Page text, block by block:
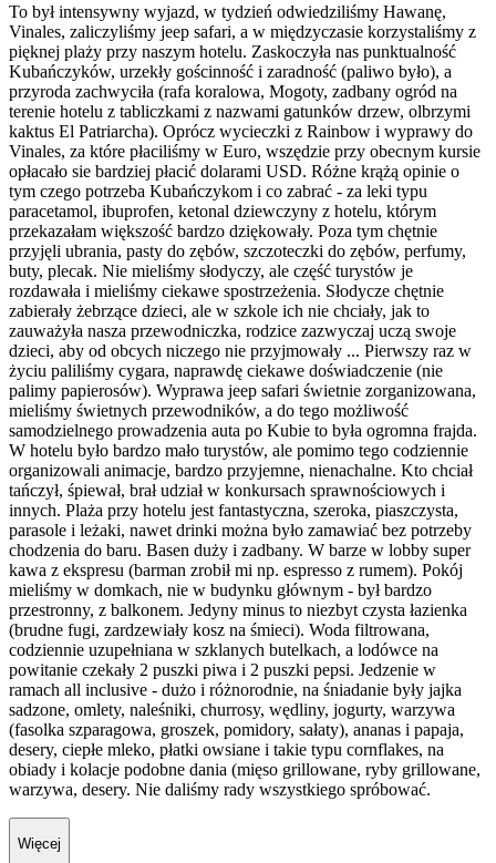
To był intensywny wyjazd, w tydzień odwiedziliśmy Hawanę,
Vinales, zaliczyliśmy jeep safari, a w międzyczasie korzystaliśmy z
pięknej plaży przy naszym hotelu. Zaskoczyła nas punktualność
Kubańczyków, urzekły gościnność i zaradność (paliwo było), a
przyroda zachwyciła (rafa koralowa, Mogoty, zadbany ogród na
terenie hotelu z tabliczkami z nazwami gatunków drzew, olbrzymi
kaktus El Patriarcha). Oprócz wycieczki z Rainbow i wyprawy do
Vinales, za które płaciliśmy w Euro, wszędzie przy obecnym kursie
opłacało sie bardziej płacić dolarami USD. Różne krążą opinie o
tym czego potrzeba Kubańczykom i co zabrać - za leki typu
paracetamol, ibuprofen, ketonal dziewczyny z hotelu, którym
przekazałam większość bardzo dziękowały. Poza tym chętnie
przyjęli ubrania, pasty do zębów, szczoteczki do zębów, perfumy,
buty, plecak. Nie mieliśmy słodyczy, ale część turystów je
rozdawała i mieliśmy ciekawe spostrzeżenia. Słodycze chętnie
zabierały żebrzące dzieci, ale w szkole ich nie chciały, jak to
zauważyła nasza przewodniczka, rodzice zazwyczaj uczą swoje
dzieci, aby od obcych niczego nie przyjmowały ... Pierwszy raz w
życiu paliliśmy cygara, naprawdę ciekawe doświadczenie (nie
palimy papierosów). Wyprawa jeep safari świetnie zorganizowana,
mieliśmy świetnych przewodników, a do tego możliwość
samodzielnego prowadzenia auta po Kubie to była ogromna frajda.
W hotelu było bardzo mało turystów, ale pomimo tego codziennie
organizowali animacje, bardzo przyjemne, nienachalne. Kto chciał
tańczył, śpiewał, brał udział w konkursach sprawnościowych i
innych. Plaża przy hotelu jest fantastyczna, szeroka, piaszczysta,
parasole i leżaki, nawet drinki można było zamawiać bez potrzeby
chodzenia do baru. Basen duży i zadbany. W barze w lobby super
kawa z ekspresu (barman zrobił mi np. espresso z rumem). Pokój
mieliśmy w domkach, nie w budynku głównym - był bardzo
przestronny, z balkonem. Jedyny minus to niezbyt czysta łazienka
(brudne fugi, zardzewiały kosz na śmieci). Woda filtrowana,
codziennie uzupełniana w szklanych butelkach, a lodówce na
powitanie czekały 2 puszki piwa i 2 puszki pepsi. Jedzenie w
ramach all inclusive - dużo i różnorodnie, na śniadanie były jajka
sadzone, omlety, naleśniki, churrosy, wędliny, jogurty, warzywa
(fasolka szparagowa, groszek, pomidory, sałaty), ananas i papaja,
desery, ciepłe mleko, płatki owsiane i takie typu cornflakes, na
obiady i kolacje podobne dania (mięso grillowane, ryby grillowane,
warzywa, desery. Nie daliśmy rady wszystkiego spróbować.
Więcej